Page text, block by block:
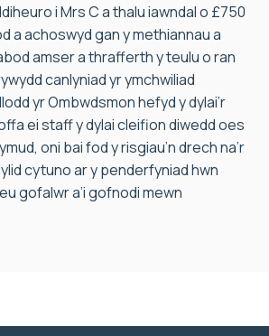
i Mrs C a thalu iawndal o £750
a achoswyd gan y methiannau a
amser a thrafferth y teulu o ran
canlyniad yr ymchwiliad
yr Ombwdsmon hefyd y dylai’r
ei staff y dylai cleifion diwedd oes
oni bai fod y risgiau’n drech na’r
cytuno ar y penderfyniad hwn
gofalwr a’i gofnodi mewn